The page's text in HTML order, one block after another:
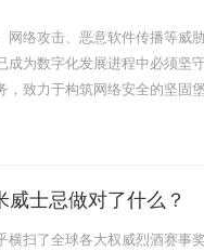
网络攻击、恶意软件传播等威
成为数字化发展进程中必须坚
，致力于构筑网络安全的坚固堡
士忌做对了什么？
横扫了全球各大权威烈酒赛事奖